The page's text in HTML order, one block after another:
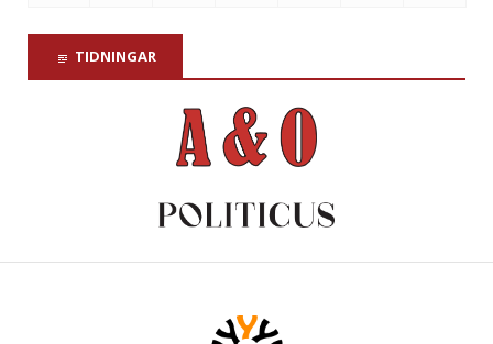
TIDNINGAR